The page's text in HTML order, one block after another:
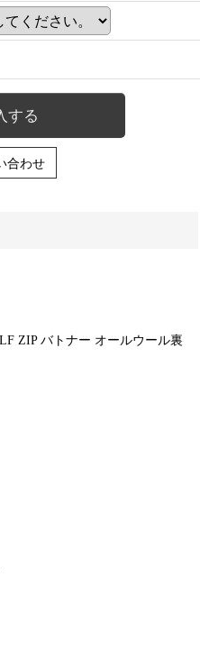
する
合わせ
ZIP バトナー オールウール裏